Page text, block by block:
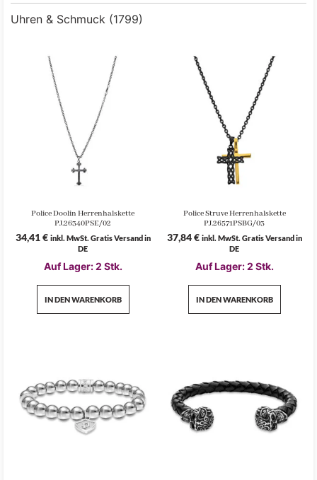
Uhren & Schmuck (1799)
Police Doolin Herrenhalskette
PJ.26340PSE/02
34,41€ inkl. MwSt. Gratis Versand in
DE
Auf Lager: 2 Stk.
IN DEN WARENKORB
Police Struve Herrenhalskette
PJ.26571PSBG/03
37,84€ inkl. MwSt. Gratis Versand in
DE
Auf Lager: 2 Stk.
IN DEN WARENKORB